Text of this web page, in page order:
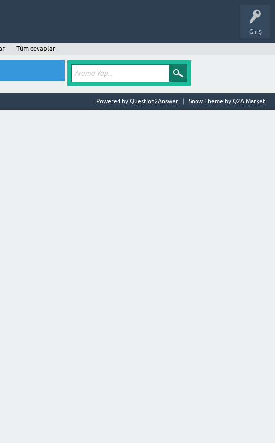
Giriş
Tüm cevaplar
Snow Theme by Q2A Market
Powered by Question2Answer